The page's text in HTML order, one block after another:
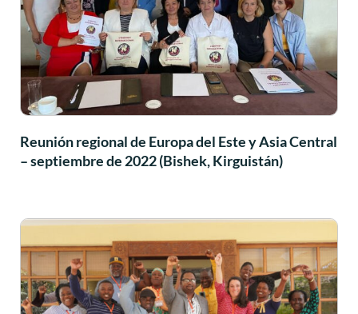
Reunión regional de Europa del Este y Asia Central
– septiembre de 2022 (Bishek, Kirguistán)